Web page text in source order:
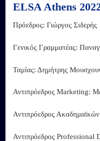
ELSA Athens
Πρόεδρος: Γιώργος Σιδερής
Γενικός Γραμματέας:
Ταμίας: Δημήτρης
Αντιπρόεδρος Marketing:
Αντιπρόεδρος
Αντιπρόεδρος